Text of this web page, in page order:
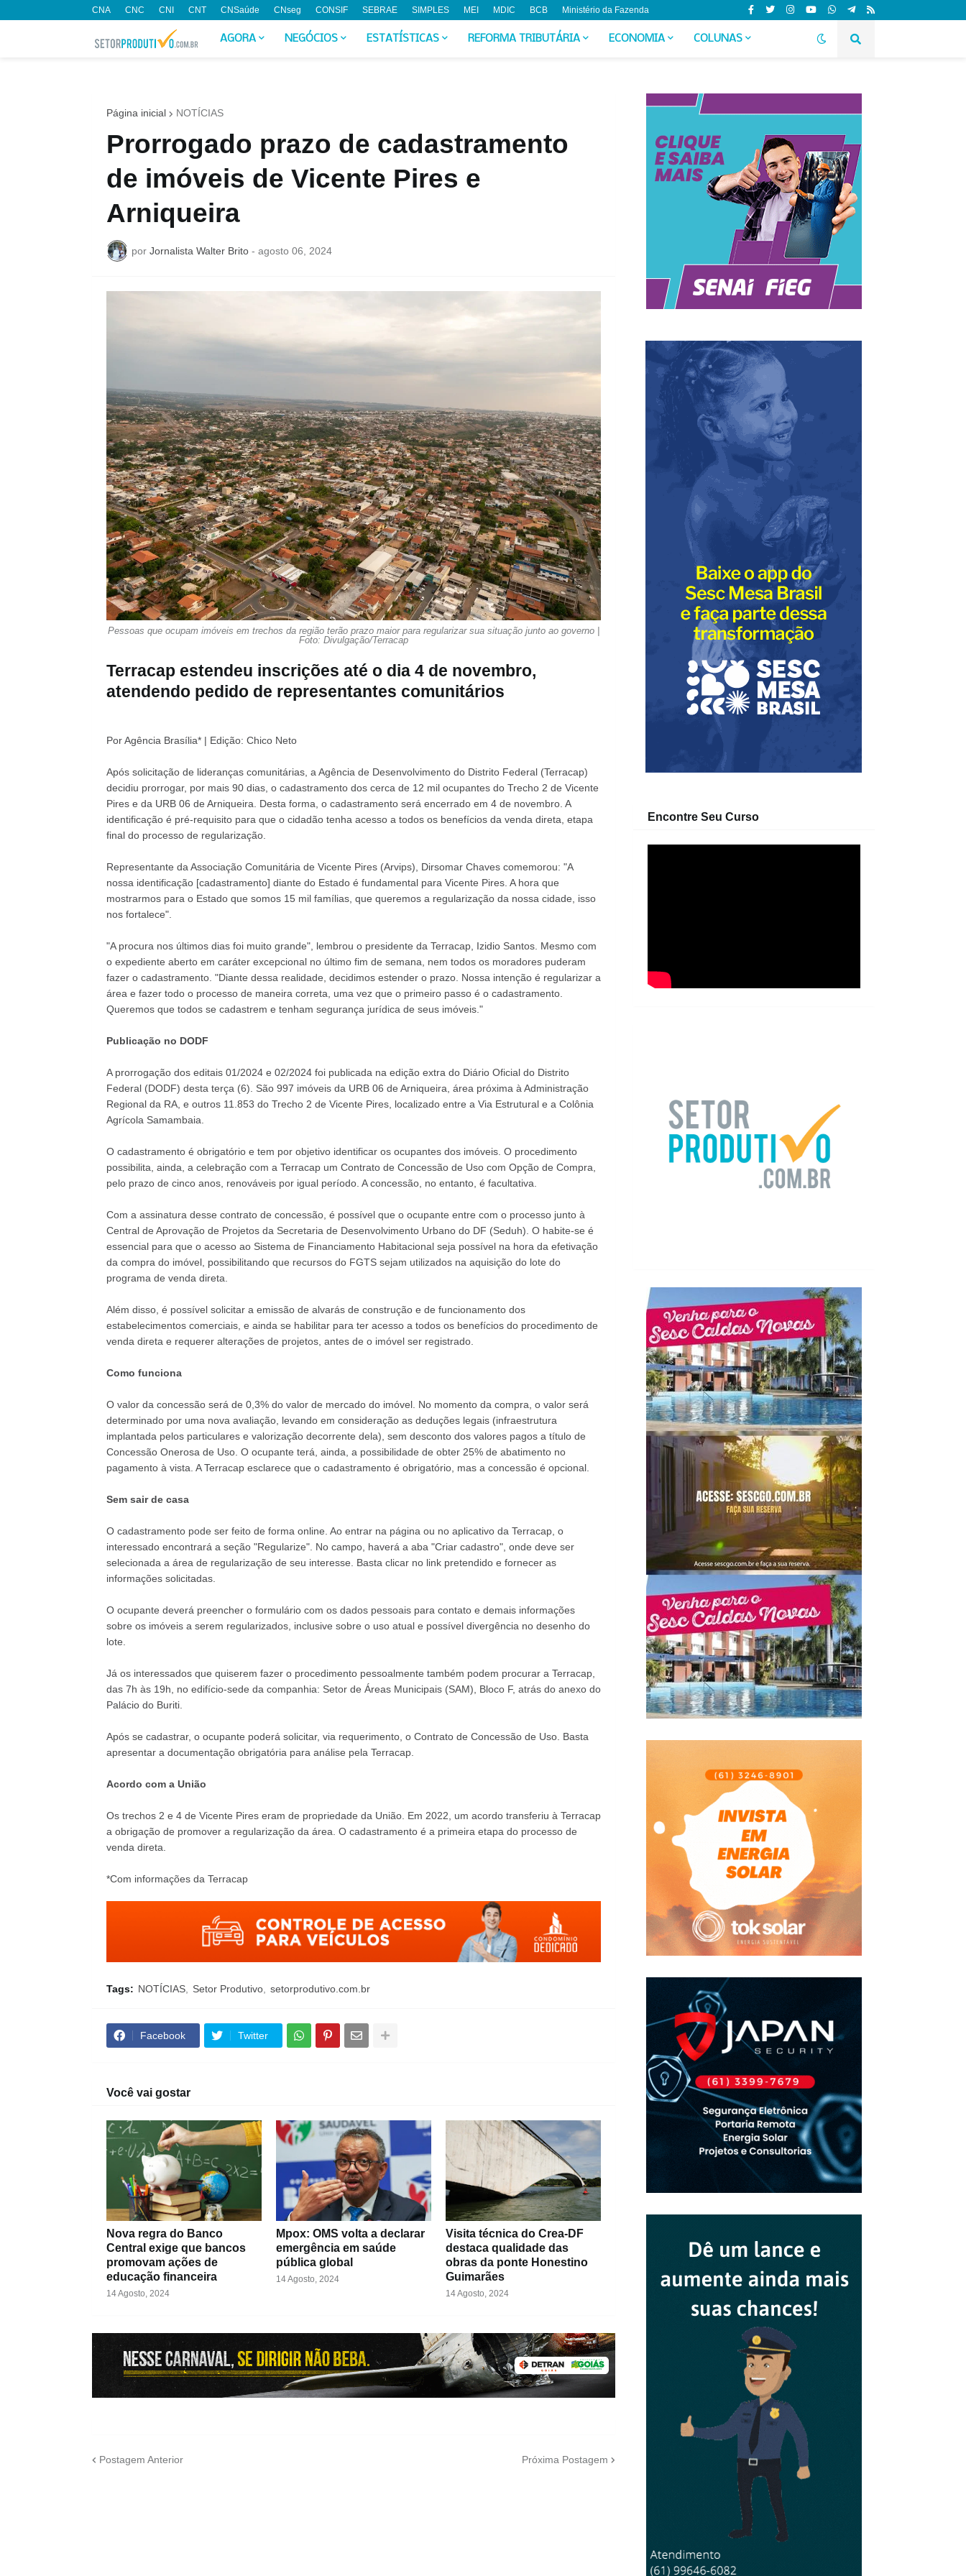
CNA CNC CNI CNT CNSaúde CNseg CONSIF SEBRAE SIMPLES MEI MDIC BCB Ministério da Fazenda
AGORA NEGÓCIOS ESTATÍSTICAS REFORMA TRIBUTÁRIA ECONOMIA COLUNAS
Página inicial NOTÍCIAS
Prorrogado prazo de cadastramento
de imóveis de Vicente Pires e
Arniqueira
por Jornalista Walter Brito - agosto 06, 2024
Pessoas que ocupam imóveis em trechos da região terão prazo maior para regularizar sua situação junto ao governo |
Foto: Divulgação/Terracap
Terracap estendeu inscrições até o dia 4 de novembro,
atendendo pedido de representantes comunitários
Por Agência Brasília* | Edição: Chico Neto
Após solicitação de lideranças comunitárias, a Agência de Desenvolvimento do Distrito Federal (Terracap)
decidiu prorrogar, por mais 90 dias, o cadastramento dos cerca de 12 mil ocupantes do Trecho 2 de Vicente
Pires e da URB 06 de Arniqueira. Desta forma, o cadastramento será encerrado em 4 de novembro. A
identificação é pré-requisito para que o cidadão tenha acesso a todos os benefícios da venda direta, etapa
final do processo de regularização.
Representante da Associação Comunitária de Vicente Pires (Arvips), Dirsomar Chaves comemorou: "A
nossa identificação [cadastramento] diante do Estado é fundamental para Vicente Pires. A hora que
mostrarmos para o Estado que somos 15 mil famílias, que queremos a regularização da nossa cidade, isso
nos fortalece".
"A procura nos últimos dias foi muito grande", lembrou o presidente da Terracap, Izidio Santos. Mesmo com
o expediente aberto em caráter excepcional no último fim de semana, nem todos os moradores puderam
fazer o cadastramento. "Diante dessa realidade, decidimos estender o prazo. Nossa intenção é regularizar a
área e fazer todo o processo de maneira correta, uma vez que o primeiro passo é o cadastramento.
Queremos que todos se cadastrem e tenham segurança jurídica de seus imóveis."
Publicação no DODF
A prorrogação dos editais 01/2024 e 02/2024 foi publicada na edição extra do Diário Oficial do Distrito
Federal(DODF) desta terça (6). São 997 imóveis da URB 06 de Arniqueira, área próxima à Administração
Regional da RA, e outros 11.853 do Trecho 2 de Vicente Pires, localizado entre a Via Estrutural e a Colônia
Agrícola Samambaia.
O cadastramento é obrigatório e tem por objetivo identificar os ocupantes dos imóveis. O procedimento
possibilita, ainda, a celebração com a Terracap um Contrato de Concessão de Uso com Opção de Compra,
pelo prazo de cinco anos, renováveis por igual período. A concessão, no entanto, é facultativa.
Com a assinatura desse contrato de concessão, é possível que o ocupante entre com o processo junto à
Central de Aprovação de Projetos da Secretaria de Desenvolvimento Urbano do DF (Seduh). O habite-se é
essencial para que o acesso ao Sistema de Financiamento Habitacional seja possível na hora da efetivação
da compra do imóvel, possibilitando que recursos do FGTS sejam utilizados na aquisição do lote do
programa de venda direta.
Além disso, é possível solicitar a emissão de alvarás de construção e de funcionamento dos
estabelecimentos comerciais, e ainda se habilitar para ter acesso a todos os benefícios do procedimento de
venda direta e requerer alterações de projetos, antes de o imóvel ser registrado.
Como funciona
O valor da concessão será de 0,3% do valor de mercado do imóvel. No momento da compra, o valor será
determinado por uma nova avaliação, levando em consideração as deduções legais (infraestrutura
implantada pelos particulares e valorização decorrente dela), sem desconto dos valores pagos a título de
Concessão Onerosa de Uso. O ocupante terá, ainda, a possibilidade de obter 25% de abatimento no
pagamento à vista. A Terracap esclarece que o cadastramento é obrigatório, mas a concessão é opcional.
Sem sair de casa
O cadastramento pode ser feito de forma online. Ao entrar na página ou no aplicativo da Terracap, o
interessado encontrará a seção "Regularize". No campo, haverá a aba "Criar cadastro", onde deve ser
selecionada a área de regularização de seu interesse. Basta clicar no link pretendido e fornecer as
informações solicitadas.
O ocupante deverá preencher o formulário com os dados pessoais para contato e demais informações
sobre os imóveis a serem regularizados, inclusive sobre o uso atual e possível divergência no desenho do
lote.
Já os interessados que quiserem fazer o procedimento pessoalmente também podem procurar a Terracap,
das 7h às 19h, no edifício-sede da companhia: Setor de Áreas Municipais (SAM), Bloco F, atrás do anexo do
Palácio do Buriti.
Após se cadastrar, o ocupante poderá solicitar, via requerimento, o Contrato de Concessão de Uso. Basta
apresentar a documentação obrigatória para análise pela Terracap.
Acordo com a União
Os trechos 2 e 4 de Vicente Pires eram de propriedade da União. Em 2022, um acordo transferiu à Terracap
a obrigação de promover a regularização da área. O cadastramento é a primeira etapa do processo de
venda direta.
*Com informações da Terracap
Tags: NOTÍCIAS Setor Produtivo setorprodutivo.com.br
Facebook Twitter
Você vai gostar
Nova regra do Banco
Central exige que bancos
promovam ações de
educação financeira
14 Agosto, 2024
Mpox: OMS volta a declarar
emergência em saúde
pública global
14 Agosto, 2024
Visita técnica do Crea-DF
destaca qualidade das
obras da ponte Honestino
Guimarães
14 Agosto, 2024
Postagem Anterior Próxima Postagem
Encontre Seu Curso